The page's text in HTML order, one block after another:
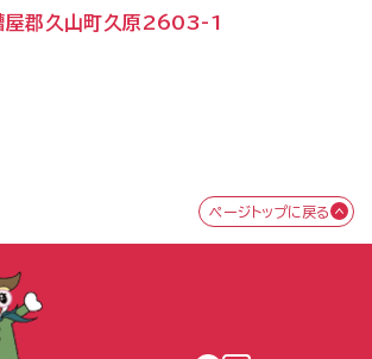
屋郡久山町久原2603-1
ページトップに戻る